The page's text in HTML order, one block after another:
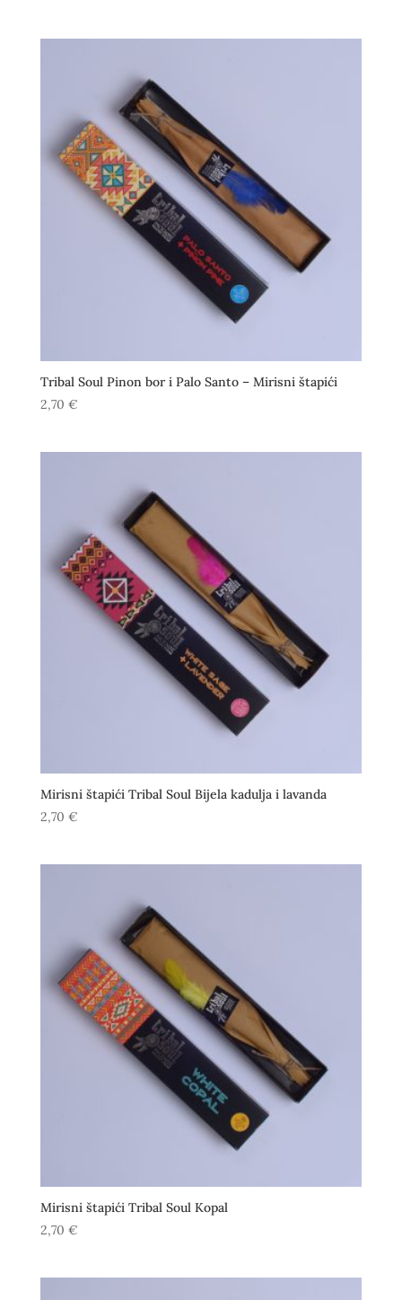
Tribal Soul Pinon bor i Palo Santo – Mirisni štapići
2,70 €
Mirisni štapići Tribal Soul Bijela kadulja i lavanda
2,70 €
Mirisni štapići Tribal Soul Kopal
2,70 €